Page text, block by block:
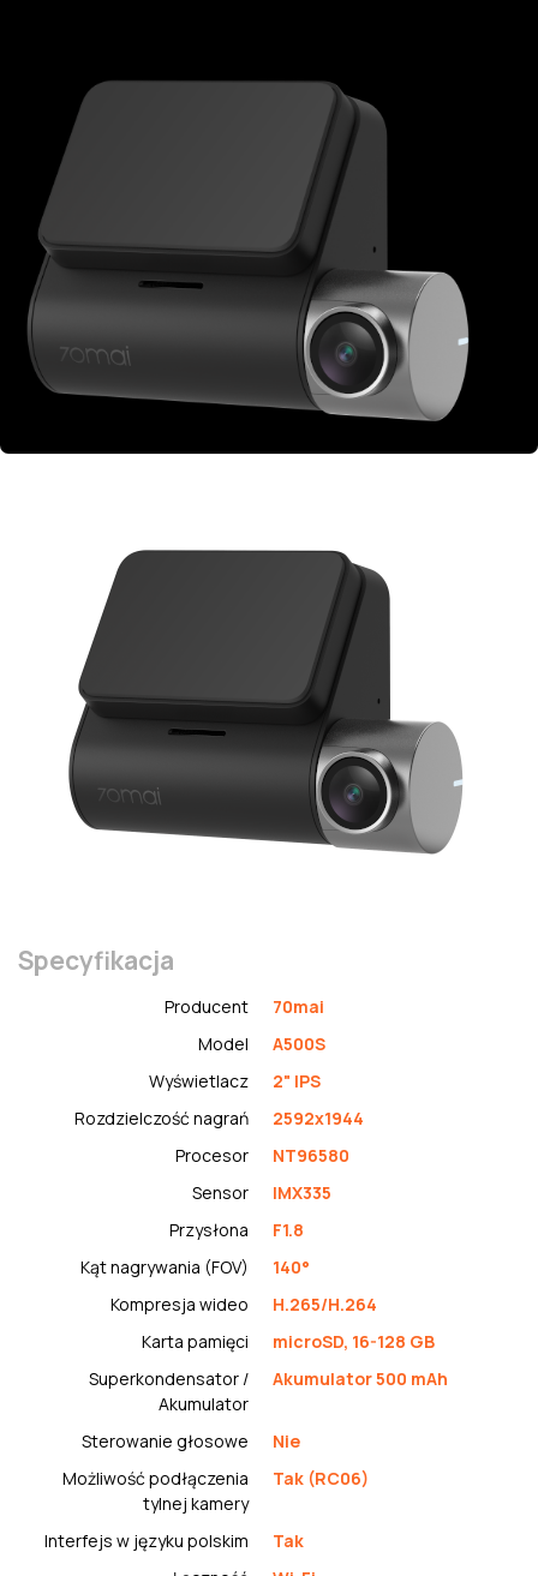
Specyfikacja
Producent
70mai
Model
A500S
Wyświetlacz
2" IPS
Rozdzielczość nagrań
2592x1944
Procesor
NT96580
Sensor
IMX335
Przysłona
F1.8
Kąt nagrywania (FOV)
140°
Kompresja wideo
H.265/H.264
Karta pamięci
microSD, 16-128 GB
Superkondensator /
Akumulator
Akumulator 500 mAh
Sterowanie głosowe
Nie
Możliwość podłączenia
tylnej kamery
Tak (RC06)
Interfejs w języku polskim
Tak